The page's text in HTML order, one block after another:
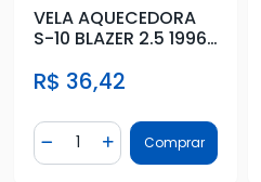
VELA AQUECEDORA
S-10 BLAZER 2.5 1996
R$ 36,42
Diminuir Quantidade
Quantidade
Adicionar Quantidade
Comprar